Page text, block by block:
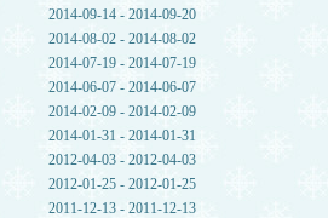
2014-09-14 - 2014-09-20
2014-08-02 - 2014-08-02
2014-07-19 - 2014-07-19
2014-06-07 - 2014-06-07
2014-02-09 - 2014-02-09
2014-01-31 - 2014-01-31
2012-04-03 - 2012-04-03
2012-01-25 - 2012-01-25
2011-12-13 - 2011-12-13